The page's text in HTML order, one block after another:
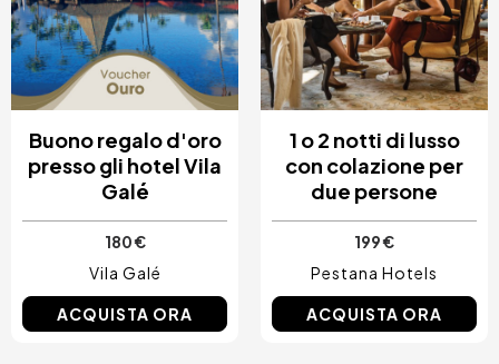
Buono regalo d'oro
presso gli hotel Vila
Galé
180 €
Vila Galé
ACQUISTA ORA
1 o 2 notti di lusso
con colazione per
due persone
199 €
Pestana Hotels
ACQUISTA ORA